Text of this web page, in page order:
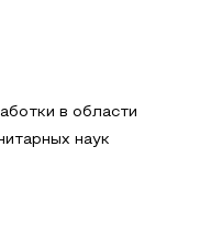
в области
наук